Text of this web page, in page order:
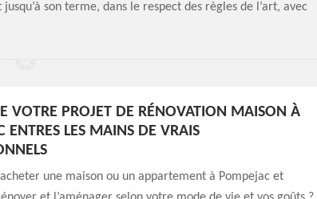
son terme, dans le respect des règles de l’art, avec
VOTRE PROJET DE RÉNOVATION MAISON À
ENTRES LES MAINS DE VRAIS
une maison ou un appartement à Pompejac et